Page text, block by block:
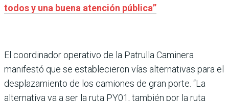
todos y una buena atención pública”
El coordinador operativo de la Patrulla Caminera
manifestó que se establecieron vías alternativas para el
desplazamiento de los camiones de gran porte. “La
alternativa va a ser la ruta PY01, también por la ruta